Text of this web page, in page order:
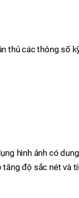
thủ các thông số
hình ảnh có dung
tăng độ sắc nét và